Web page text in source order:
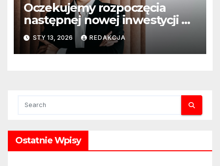
Oczekujemy rozpoczęcia
następnej nowej inwestycji w
ciągu najbliższego półrocza
STY 13, 2026 REDAKCJA
Ostatnie Wpisy